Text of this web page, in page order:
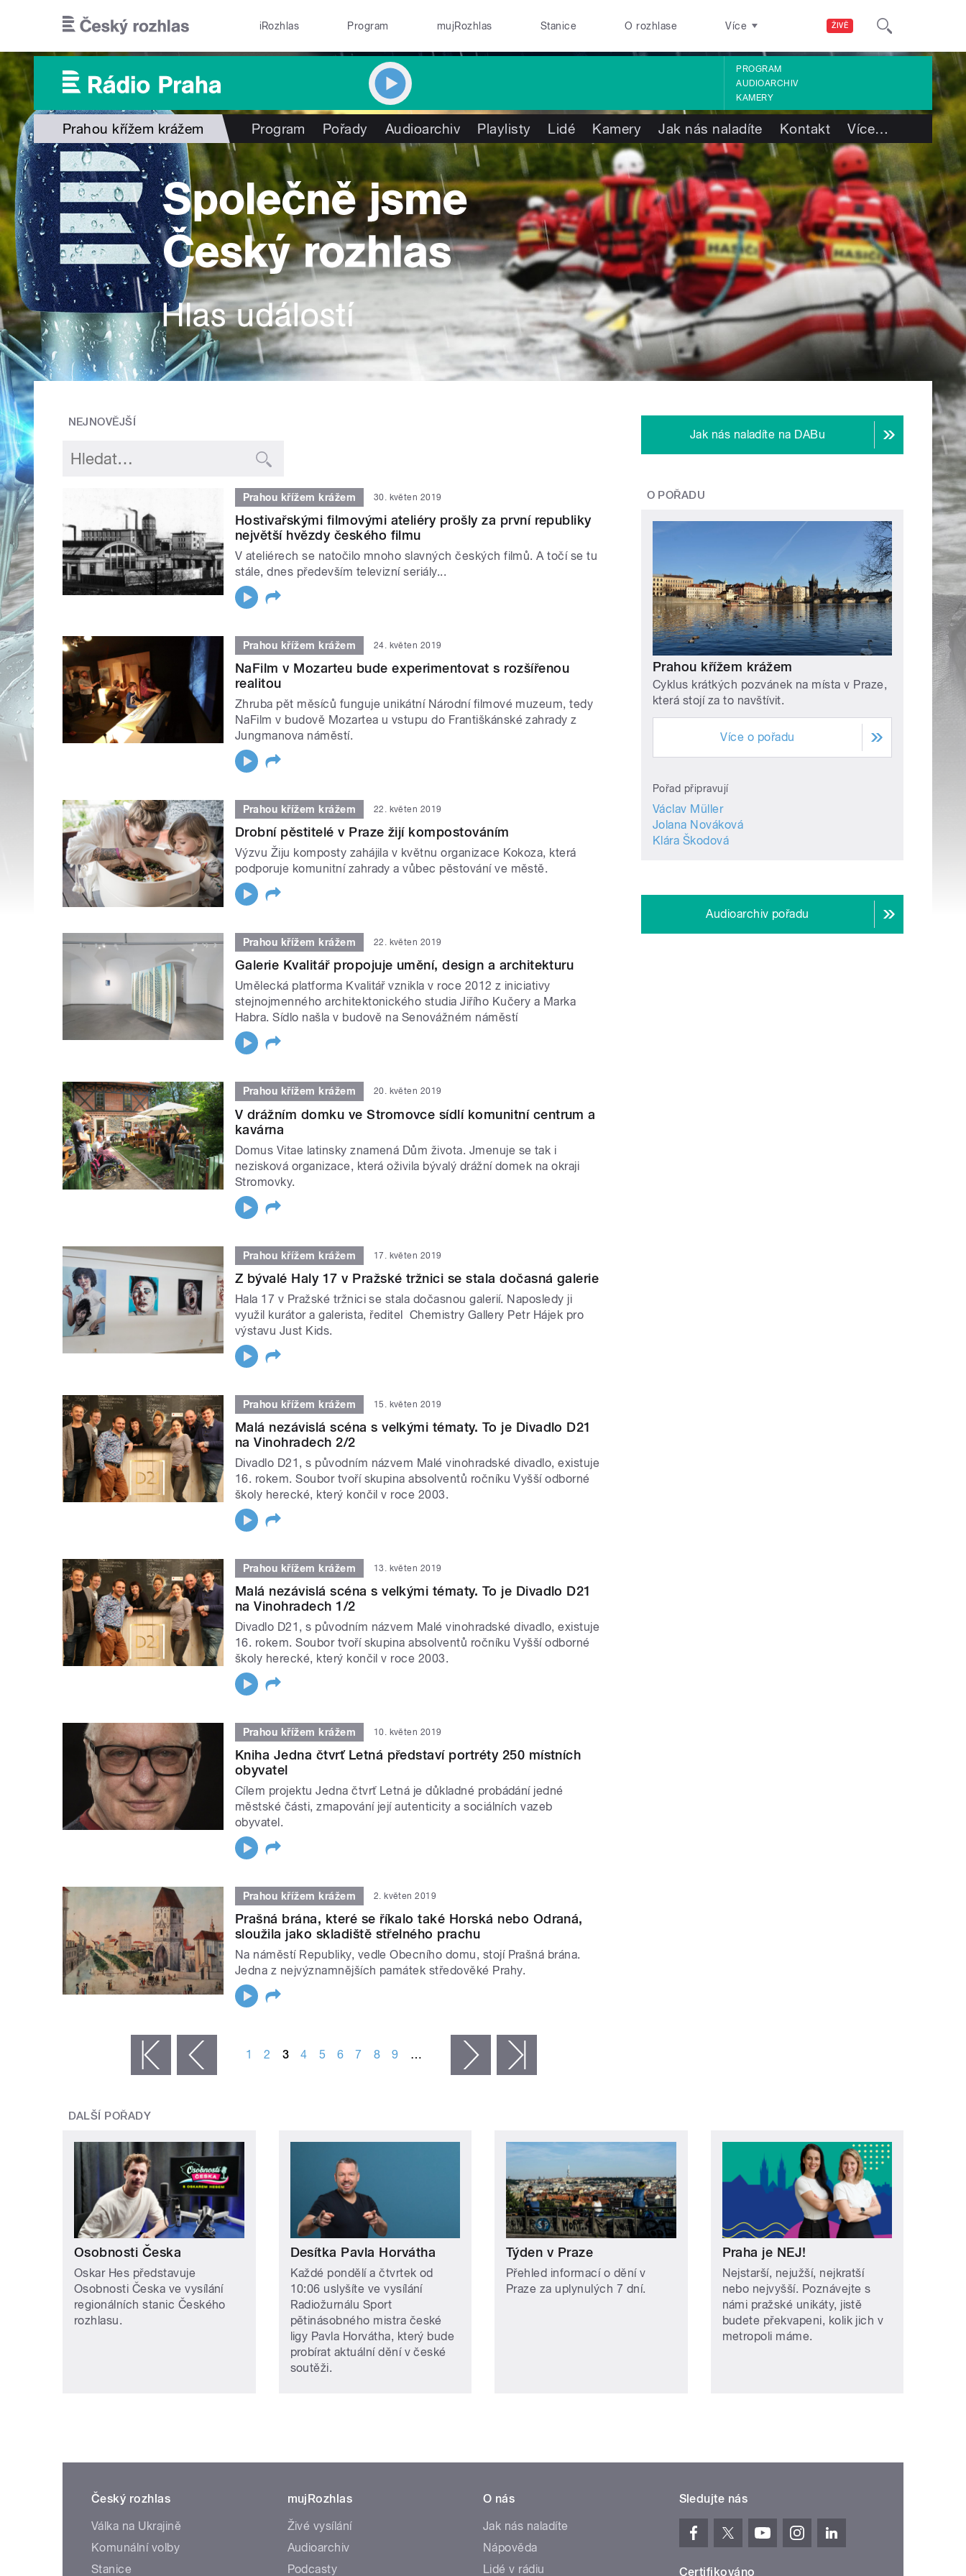
ŽIVĚ
iRozhlas Program mujRozhlas Stanice O rozhlase Více
PROGRAM
AUDIOARCHIV
KAMERY
Prahou křížem krážem Program Pořady Audioarchiv Playlisty Lidé Kamery Jak nás naladíte Kontakt Více…
NEJNOVĚJŠÍ
Prahou křížem krážem 30. květen 2019
Hostivařskými filmovými ateliéry prošly za první republiky
největší hvězdy českého filmu
V ateliérech se natočilo mnoho slavných českých filmů. A točí se tu
stále, dnes především televizní seriály...
Prahou křížem krážem 24. květen 2019
NaFilm v Mozarteu bude experimentovat s rozšířenou
realitou
Zhruba pět měsíců funguje unikátní Národní filmové muzeum, tedy
NaFilm v budově Mozartea u vstupu do Františkánské zahrady z
Jungmanova náměstí.
Prahou křížem krážem 22. květen 2019
Drobní pěstitelé v Praze žijí kompostováním
Výzvu Žiju komposty zahájila v květnu organizace Kokoza, která
podporuje komunitní zahrady a vůbec pěstování ve městě.
Prahou křížem krážem 22. květen 2019
Galerie Kvalitář propojuje umění, design a architekturu
Umělecká platforma Kvalitář vznikla v roce 2012 z iniciativy
stejnojmenného architektonického studia Jiřího Kučery a Marka
Habra. Sídlo našla v budově na Senovážném náměstí
Prahou křížem krážem 20. květen 2019
V drážním domku ve Stromovce sídlí komunitní centrum a
kavárna
Domus Vitae latinsky znamená Dům života. Jmenuje se tak i
nezisková organizace, která oživila bývalý drážní domek na okraji
Stromovky.
Prahou křížem krážem 17. květen 2019
Z bývalé Haly 17 v Pražské tržnici se stala dočasná galerie
Hala 17 v Pražské tržnici se stala dočasnou galerií. Naposledy ji
využil kurátor a galerista, ředitel Chemistry Gallery Petr Hájek pro
výstavu Just Kids.
Prahou křížem krážem 15. květen 2019
Malá nezávislá scéna s velkými tématy. To je Divadlo D21
na Vinohradech 2/2
Divadlo D21, s původním názvem Malé vinohradské divadlo, existuje
16. rokem. Soubor tvoří skupina absolventů ročníku Vyšší odborné
školy herecké, který končil v roce 2003.
Prahou křížem krážem 13. květen 2019
Malá nezávislá scéna s velkými tématy. To je Divadlo D21
na Vinohradech 1/2
Divadlo D21, s původním názvem Malé vinohradské divadlo, existuje
16. rokem. Soubor tvoří skupina absolventů ročníku Vyšší odborné
školy herecké, který končil v roce 2003.
Prahou křížem krážem 10. květen 2019
Kniha Jedna čtvrť Letná představí portréty 250 místních
obyvatel
Cílem projektu Jedna čtvrť Letná je důkladné probádání jedné
městské části, zmapování její autenticity a sociálních vazeb
obyvatel.
Prahou křížem krážem 2. květen 2019
Prašná brána, které se říkalo také Horská nebo Odraná,
sloužila jako skladiště střelného prachu
Na náměstí Republiky, vedle Obecního domu, stojí Prašná brána.
Jedna z nejvýznamnějších památek středověké Prahy.
‹ předchozí 1 2 3 4 5 6 7 8 9 … následující ›
Jak nás naladíte na DABu
O POŘADU
Prahou křížem krážem
Cyklus krátkých pozvánek na místa v Praze,
která stojí za to navštívit.
Více o pořadu
Pořad připravují
Václav Müller
Jolana Nováková
Klára Škodová
Audioarchiv pořadu
DALŠÍ POŘADY
Osobnosti Česka
Oskar Hes představuje
Osobnosti Česka ve vysílání
regionálních stanic Českého
rozhlasu.
Desítka Pavla Horvátha
Každé pondělí a čtvrtek od
10:06 uslyšíte ve vysílání
Radiožurnálu Sport
pětinásobného mistra české
ligy Pavla Horvátha, který bude
probírat aktuální dění v české
soutěži.
Týden v Praze
Přehled informací o dění v
Praze za uplynulých 7 dní.
Praha je NEJ!
Nejstarší, nejužší, nejkratší
nebo nejvyšší. Poznávejte s
námi pražské unikáty, jistě
budete překvapeni, kolik jich v
metropoli máme.
Český rozhlas
Válka na Ukrajině
Komunální volby
Stanice
mujRozhlas
Živé vysílání
Audioarchiv
Podcasty
O nás
Jak nás naladíte
Nápověda
Lidé v rádiu
Sledujte nás
Certifikováno